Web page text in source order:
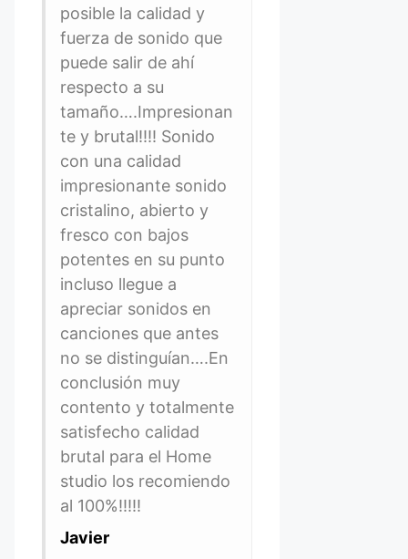
posible la calidad y
fuerza de sonido que
puede salir de ahí
respecto a su
tamaño….Impresionan
te y brutal!!!! Sonido
con una calidad
impresionante sonido
cristalino, abierto y
fresco con bajos
potentes en su punto
incluso llegue a
apreciar sonidos en
canciones que antes
no se distinguían….En
conclusión muy
contento y totalmente
satisfecho calidad
brutal para el Home
studio los recomiendo
al 100%!!!!!
Javier